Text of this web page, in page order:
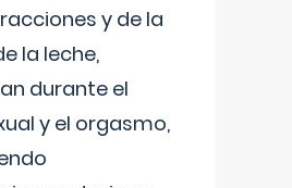
y de la
la leche,
durante el
y el orgasmo,